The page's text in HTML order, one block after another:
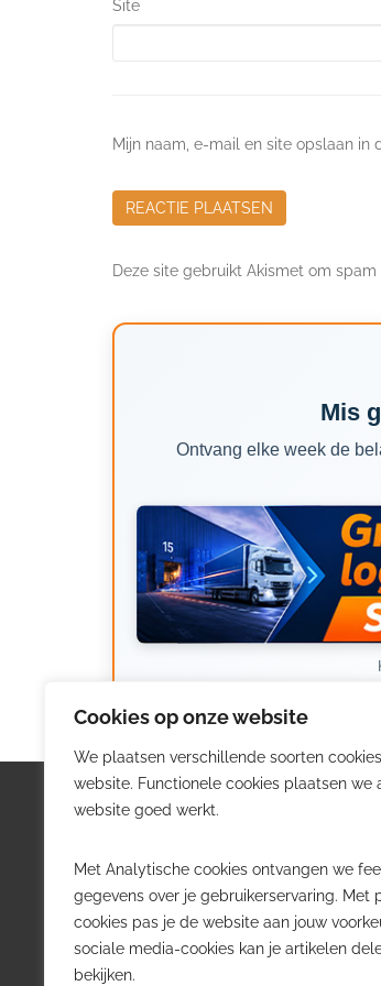
Cookies op onze website
We plaatsen verschillende soorten
website. Functionele cookies plaatsen we
website goed werkt.
Met Analytische cookies ontvangen we
gegevens over je gebruikerservaring. Met
cookies pas je de website aan jouw
sociale media-cookies kan je artikelen
bekijken.
Site
Mijn naam, e-mail en site opslaan in
Deze site gebruikt Akismet om
Mis
Ontvang elke week de
Logistiek.be
Logistiek.be brengt dagelijks
trends en praktijkverhalen over
transport, warehousing, supply
en automatisering in België.